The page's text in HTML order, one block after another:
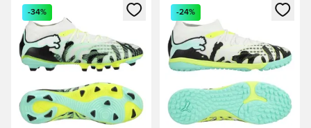
Abre un modal para iniciar sesión o registrarse como
-34%
Abre un modal para iniciar
-24%